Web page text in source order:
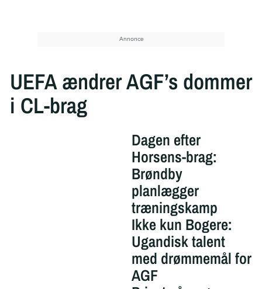
UEFA ændrer AGF’s dommer
i CL-brag
Dagen efter
Horsens-brag:
Brøndby
planlægger
træningskamp
Ikke kun Bogere:
Ugandisk talent
med drømmemål for
AGF